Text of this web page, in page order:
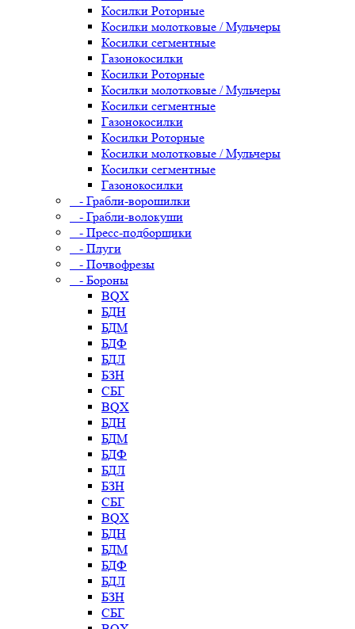
Косилки Роторные
Косилки молотковые / Мульчеры
Косилки сегментные
Газонокосилки
Косилки Роторные
Косилки молотковые / Мульчеры
Косилки сегментные
Газонокосилки
Косилки Роторные
Косилки молотковые / Мульчеры
Косилки сегментные
Газонокосилки
- Грабли-ворошилки
- Грабли-волокуши
- Пресс-подборщики
- Плуги
- Почвофрезы
- Бороны
BQX
БДН
БДМ
БДФ
БДЛ
БЗН
СБГ
BQX
БДН
БДМ
БДФ
БДЛ
БЗН
СБГ
BQX
БДН
БДМ
БДФ
БДЛ
БЗН
СБГ